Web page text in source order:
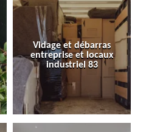
Vidage et débarras
entreprise et locaux
industriel 83